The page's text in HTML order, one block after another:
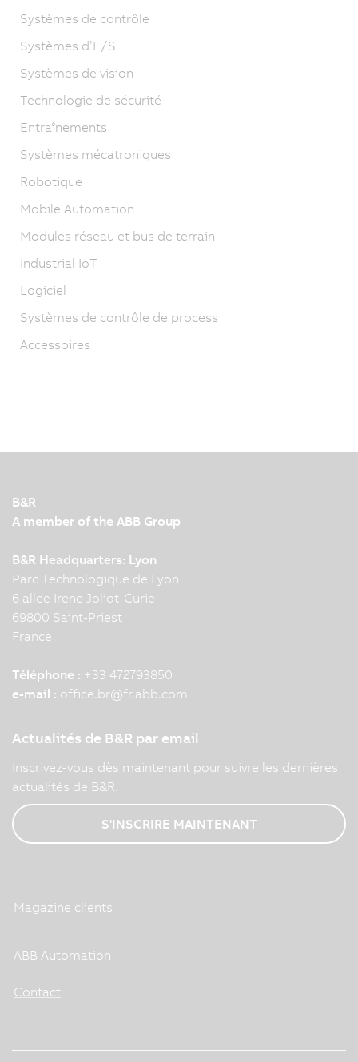
Systèmes de contrôle
Systèmes d’E/S
Systèmes de vision
Technologie de sécurité
Entraînements
Systèmes mécatroniques
Robotique
Mobile Automation
Modules réseau et bus de terrain
Industrial IoT
Logiciel
Systèmes de contrôle de process
Accessoires
B&R
A member of the ABB Group
B&R Headquarters: Lyon
Parc Technologique de Lyon
6 allee Irene Joliot-Curie
69800 Saint-Priest
France
Téléphone : +33 472793850
e-mail : office.br@fr.abb.com
Actualités de B&R par email
Inscrivez-vous dès maintenant pour suivre les dernières
actualités de B&R.
S'INSCRIRE MAINTENANT
Magazine clients
ABB Automation
Contact